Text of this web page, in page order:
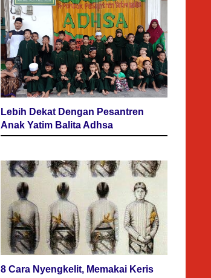
Lebih Dekat Dengan Pesantren
Anak Yatim Balita Adhsa
8 Cara Nyengkelit, Memakai Keris